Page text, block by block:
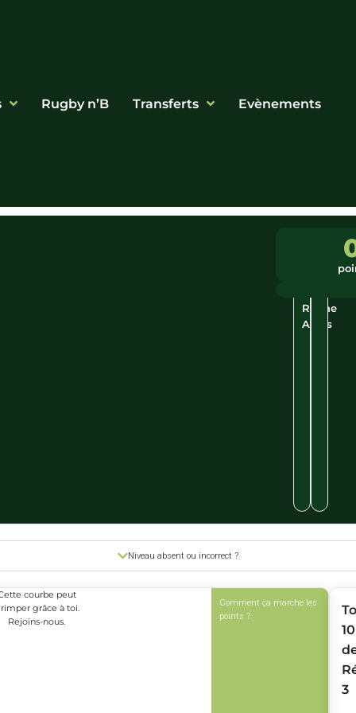
Rugby n’B Transferts Evènements
Auvergne
Rhône
Alpes
Mions
Niveau absent ou incorrect ?
courbe peut
grâce à toi.
Rejoins-nous.
Comment ça marche les
points ?
10
3